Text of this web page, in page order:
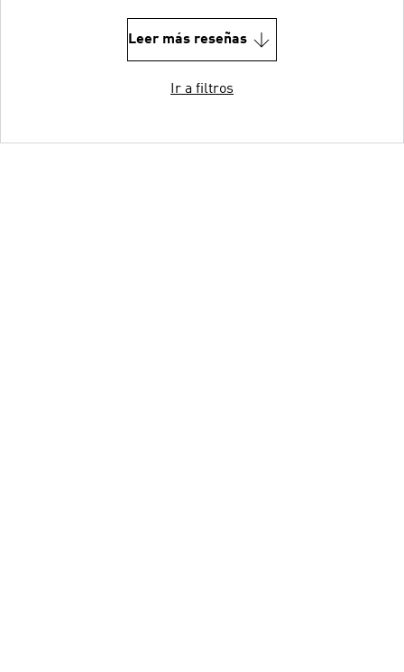
Leer más reseñas
Ir a filtros